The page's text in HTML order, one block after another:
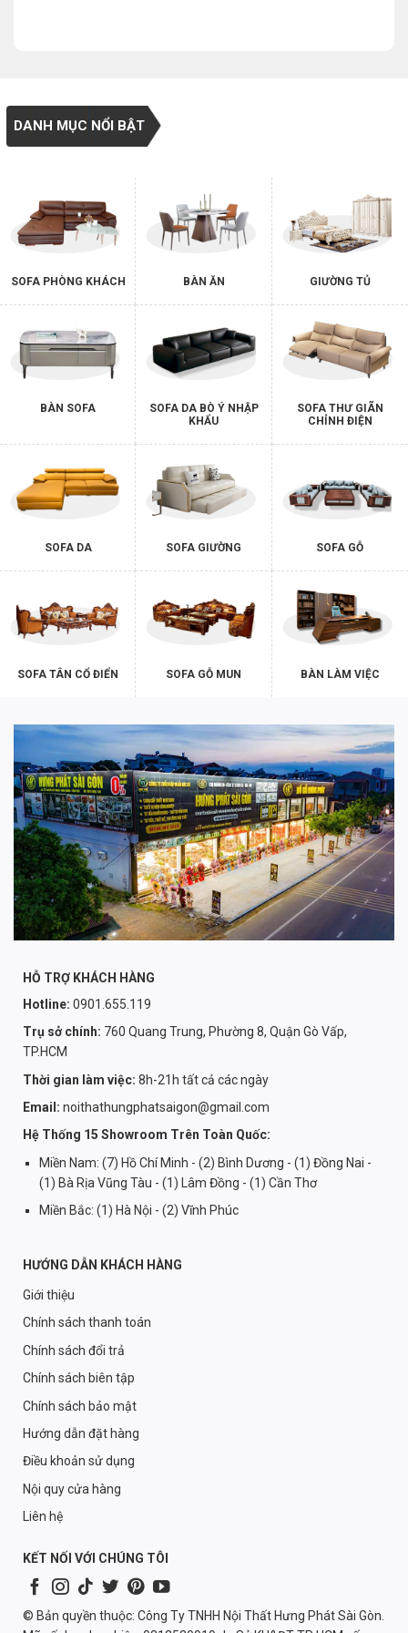
DANH MỤC NỔI BẬT
SOFA PHÒNG KHÁCH BÀN ĂN GIƯỜNG TỦ
BÀN SOFA
SOFA DA BÒ Ý NHẬP
KHẨU
SOFA THƯ GIÃN
CHỈNH ĐIỆN
SOFA DA SOFA GIƯỜNG SOFA GỖ
SOFA TÂN CỔ ĐIỂN SOFA GỖ MUN BÀN LÀM VIỆC
HỖ TRỢ KHÁCH HÀNG
Hotline: 0901.655.119
Trụ sở chính: 760 Quang Trung, Phường 8, Quận Gò Vấp,
TP.HCM
Thời gian làm việc: 8h-21h tất cả các ngày
Email: noithathungphatsaigon@gmail.com
Hệ Thống 15 Showroom Trên Toàn Quốc:
Miền Nam: (7) Hồ Chí Minh - (2) Bình Dương - (1) Đồng Nai -
(1) Bà Rịa Vũng Tàu - (1) Lâm Đồng - (1) Cần Thơ
Miền Bắc: (1) Hà Nội - (2) Vĩnh Phúc
HƯỚNG DẪN KHÁCH HÀNG
Giới thiệu
Chính sách thanh toán
Chính sách đổi trả
Chính sách biên tập
Chính sách bảo mật
Hướng dẫn đặt hàng
Điều khoản sử dụng
Nội quy cửa hàng
Liên hệ
KẾT NỐI VỚI CHÚNG TÔI
© Bản quyền thuộc: Công Ty TNHH Nội Thất Hưng Phát Sài Gòn.